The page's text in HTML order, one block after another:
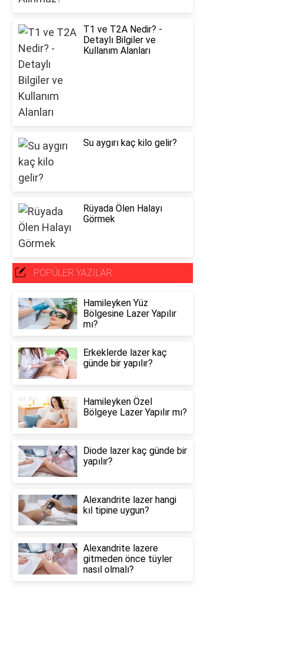
T1 ve T2A Nedir? -
Detaylı Bilgiler ve
Kullanım Alanları
Su aygırı kaç kilo gelir?
Rüyada Ölen Halayı
Görmek
POPÜLER YAZILAR
Hamileyken Yüz
Bölgesine Lazer Yapılır
mı?
Erkeklerde lazer kaç
günde bir yapılır?
Hamileyken Özel
Bölgeye Lazer Yapılır mı?
Diode lazer kaç günde bir
yapılır?
Alexandrite lazer hangi
kıl tipine uygun?
Alexandrite lazere
gitmeden önce tüyler
nasıl olmalı?